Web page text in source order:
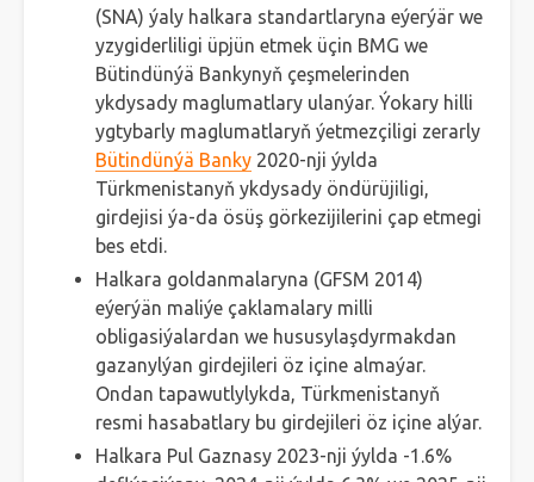
(SNA) ýaly halkara standartlaryna eýerýär we
yzygiderliligi üpjün etmek üçin BMG we
Bütindünýä Bankynyň çeşmelerinden
ykdysady maglumatlary ulanýar. Ýokary hilli
ygtybarly maglumatlaryň ýetmezçiligi zerarly
Bütindünýä Banky 2020-nji ýylda
Türkmenistanyň ykdysady öndürüjiligi,
girdejisi ýa-da ösüş görkezijilerini çap etmegi
bes etdi.
Halkara goldanmalaryna (GFSM 2014)
eýerýän maliýe çaklamalary milli
obligasiýalardan we hususylaşdyrmakdan
gazanylýan girdejileri öz içine almaýar.
Ondan tapawutlylykda, Türkmenistanyň
resmi hasabatlary bu girdejileri öz içine alýar.
Halkara Pul Gaznasy 2023-nji ýylda -1.6%